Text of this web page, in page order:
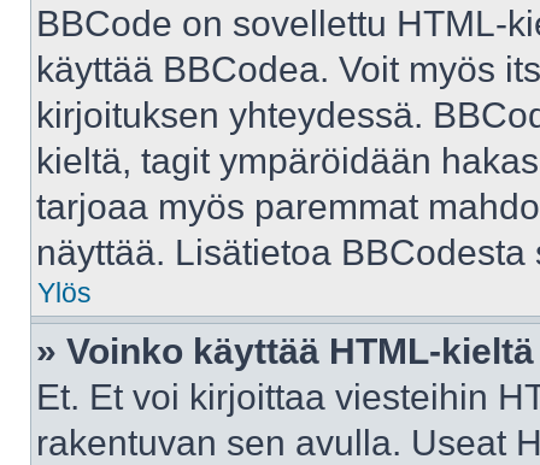
BBCode on sovellettu HTML-
käyttää BBCodea. Voit myös
kirjoituksen yhteydessä.
kieltä, tagit ympäröidään
tarjoaa myös paremmat
näyttää. Lisätietoa
Ylös
» Voinko käyttää HTML-
Et. Et voi kirjoittaa viesteihin
rakentuvan sen avulla. Useat